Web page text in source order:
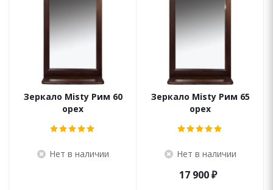
Зеркало Misty Рим 60
орех
Нет в наличии
Зеркало Misty Рим 65
орех
Нет в наличии
17 900₽